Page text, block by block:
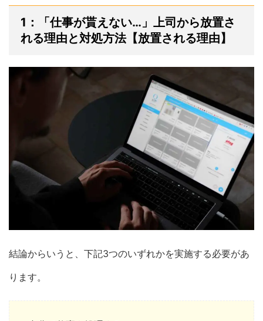
1：「仕事が貰えない…」上司から放置さ
れる理由と対処方法【放置される理由】
結論からいうと、下記3つのいずれかを実施する必要があ
ります。